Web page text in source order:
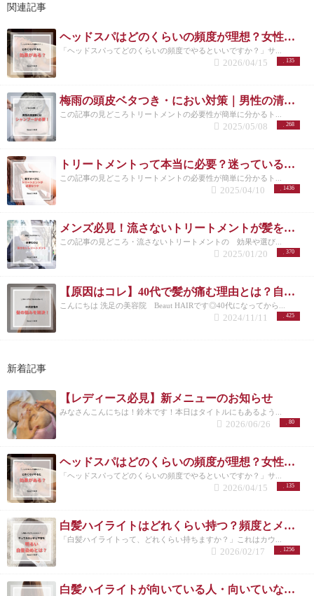
関連記事
ヘッドスパはどのくらいの頻度が理想？女性に多い悩みと正しい通い方
「ヘッドスパってどのくらいの頻度でやるといいですか？」サ...
135
2026/04/15
梅雨の頭皮ベタつき・におい対策｜男性の清潔感は炭酸シャンプーで決まる
この記事の見どころトリートメントの必要性が簡単に分かるト...
268
2025/05/08
トリートメントって本当に必要？迷っているあなたに伝えたい効果と理由
この記事の見どころトリートメントの必要性が簡単に分かるト...
1436
2025/04/10
メンズ必見！流さないトリートメントが髪を守る理由とは？/洗足
この記事の見どころ・流さないトリートメントの 効果や選び...
370
2025/01/20
【原因はコレ】40代で髪が痛む理由とは？自宅でできる改善方法も紹介！
こんにちは 洗足の美容院 Beaut HAIRです◎40代になってから...
425
2024/11/11
新着記事
【レディース必見】新メニューのお知らせ
みなさんこんにちは！鈴木です！本日はタイトルにもあるよう...
80
2026/06/26
ヘッドスパはどのくらいの頻度が理想？女性に多い悩みと正しい通い方
「ヘッドスパってどのくらいの頻度でやるといいですか？」サ...
135
2026/04/15
白髪ハイライトはどれくらい持つ？頻度とメンテナンスの目安を解説
「白髪ハイライトって、どれくらい持ちますか？」これはカウ...
1256
2026/02/17
白髪ハイライトが向いている人・向いていない人｜後悔しない選び方 洗足